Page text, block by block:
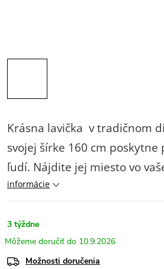
Krásna lavička v tradičnom
svojej šírke 160 cm
ľudí. Nájdite jej miesto vo
informácie
3 týždne
10.9.2026
Možnosti doručenia